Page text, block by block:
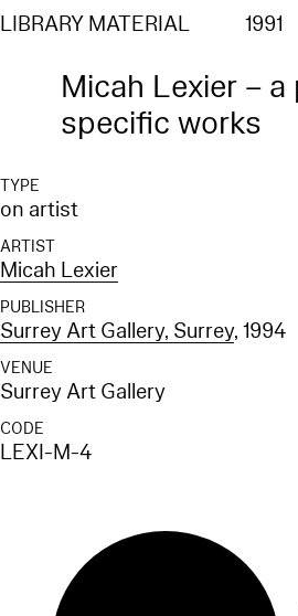
LIBRARY MATERIAL 1991
Micah Lexier –
specific works
TYPE
on artist
ARTIST
Micah Lexier
PUBLISHER
Surrey Art Gallery, Surrey, 1994
VENUE
Surrey Art Gallery
CODE
LEXI-M-4